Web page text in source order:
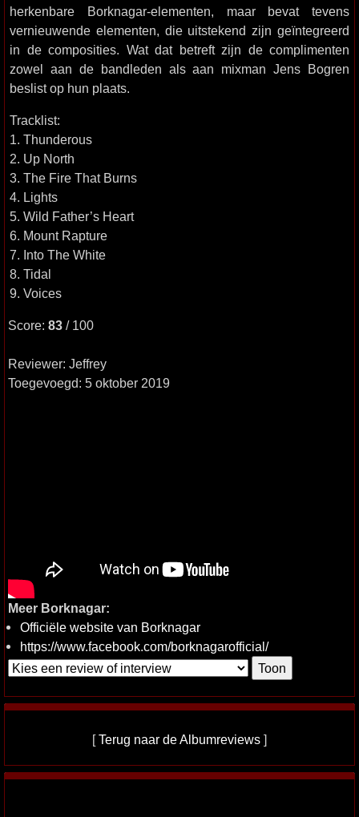
herkenbare Borknagar-elementen, maar bevat tevens
vernieuwende elementen, die uitstekend zijn geïntegreerd
in de composities. Wat dat betreft zijn de complimenten
zowel aan de bandleden als aan mixman Jens Bogren
beslist op hun plaats.
Tracklist:
1. Thunderous
2. Up North
3. The Fire That Burns
4. Lights
5. Wild Father’s Heart
6. Mount Rapture
7. Into The White
8. Tidal
9. Voices
Score: 83 / 100
Reviewer: Jeffrey
Toegevoegd: 5 oktober 2019
Meer Borknagar:
Officiële website van Borknagar
https://www.facebook.com/borknagarofficial/
[Terug naar de Albumreviews ]